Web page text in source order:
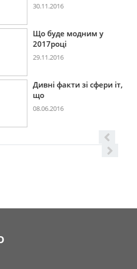
Що буде модним у
Дивні факти зі сфери іт,